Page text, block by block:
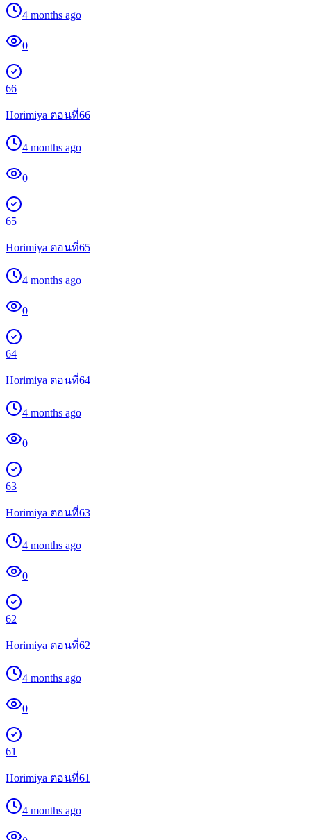
4 months ago
0
66
Horimiya ตอนที่66
4 months ago
0
65
Horimiya ตอนที่65
4 months ago
0
64
Horimiya ตอนที่64
4 months ago
0
63
Horimiya ตอนที่63
4 months ago
0
62
Horimiya ตอนที่62
4 months ago
0
61
Horimiya ตอนที่61
4 months ago